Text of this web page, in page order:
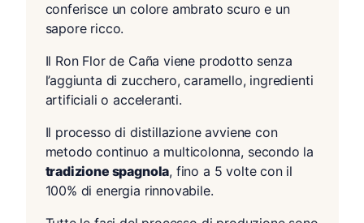
conferisce un colore ambrato scuro e un
sapore ricco.
Il Ron Flor de Caña viene prodotto senza
l’aggiunta di zucchero, caramello, ingredienti
artificiali o acceleranti.
Il processo di distillazione avviene con
metodo continuo a multicolonna, secondo la
tradizione spagnola, fino a 5 volte con il
100% di energia rinnovabile.